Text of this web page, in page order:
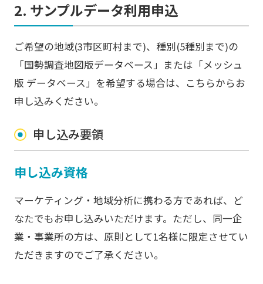
2. サンプルデータ利用申込
ご希望の地域(3市区町村まで)、種別(5種別まで)の
「国勢調査地図版データベース」または「メッシュ
版 データベース」を希望する場合は、こちらからお
申し込みください。
申し込み要領
申し込み資格
マーケティング・地域分析に携わる方であれば、ど
なたでもお申し込みいただけます。ただし、同一企
業・事業所の方は、原則として1名様に限定させてい
ただきますのでご了承ください。